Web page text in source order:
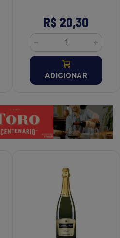
R$ 20,30
ADICIONAR